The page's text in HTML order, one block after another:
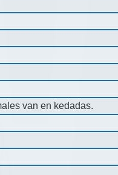
van en kedadas.